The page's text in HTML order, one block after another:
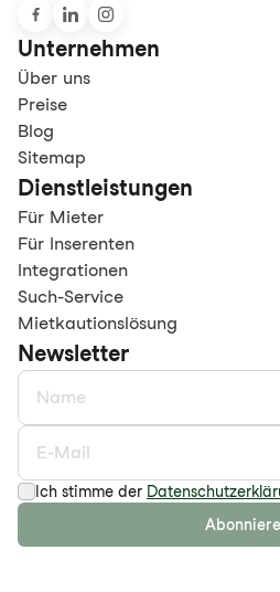
Unternehmen
Über uns
Preise
Blog
Sitemap
Dienstleistungen
Für Mieter
Für Inserenten
Integrationen
Such-Service
Mietkautionslösung
Newsletter
Ich stimme der